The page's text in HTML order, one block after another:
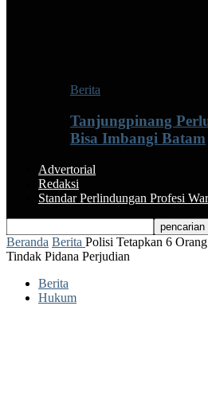
Berita
Tanjungpinang
Bisa Imbangi Batam
Advertorial
Redaksi
Standar Perlindungan Profesi
Beranda Berita Polisi Tetapkan 6
Tindak Pidana Perjudian
Berita
Hukum